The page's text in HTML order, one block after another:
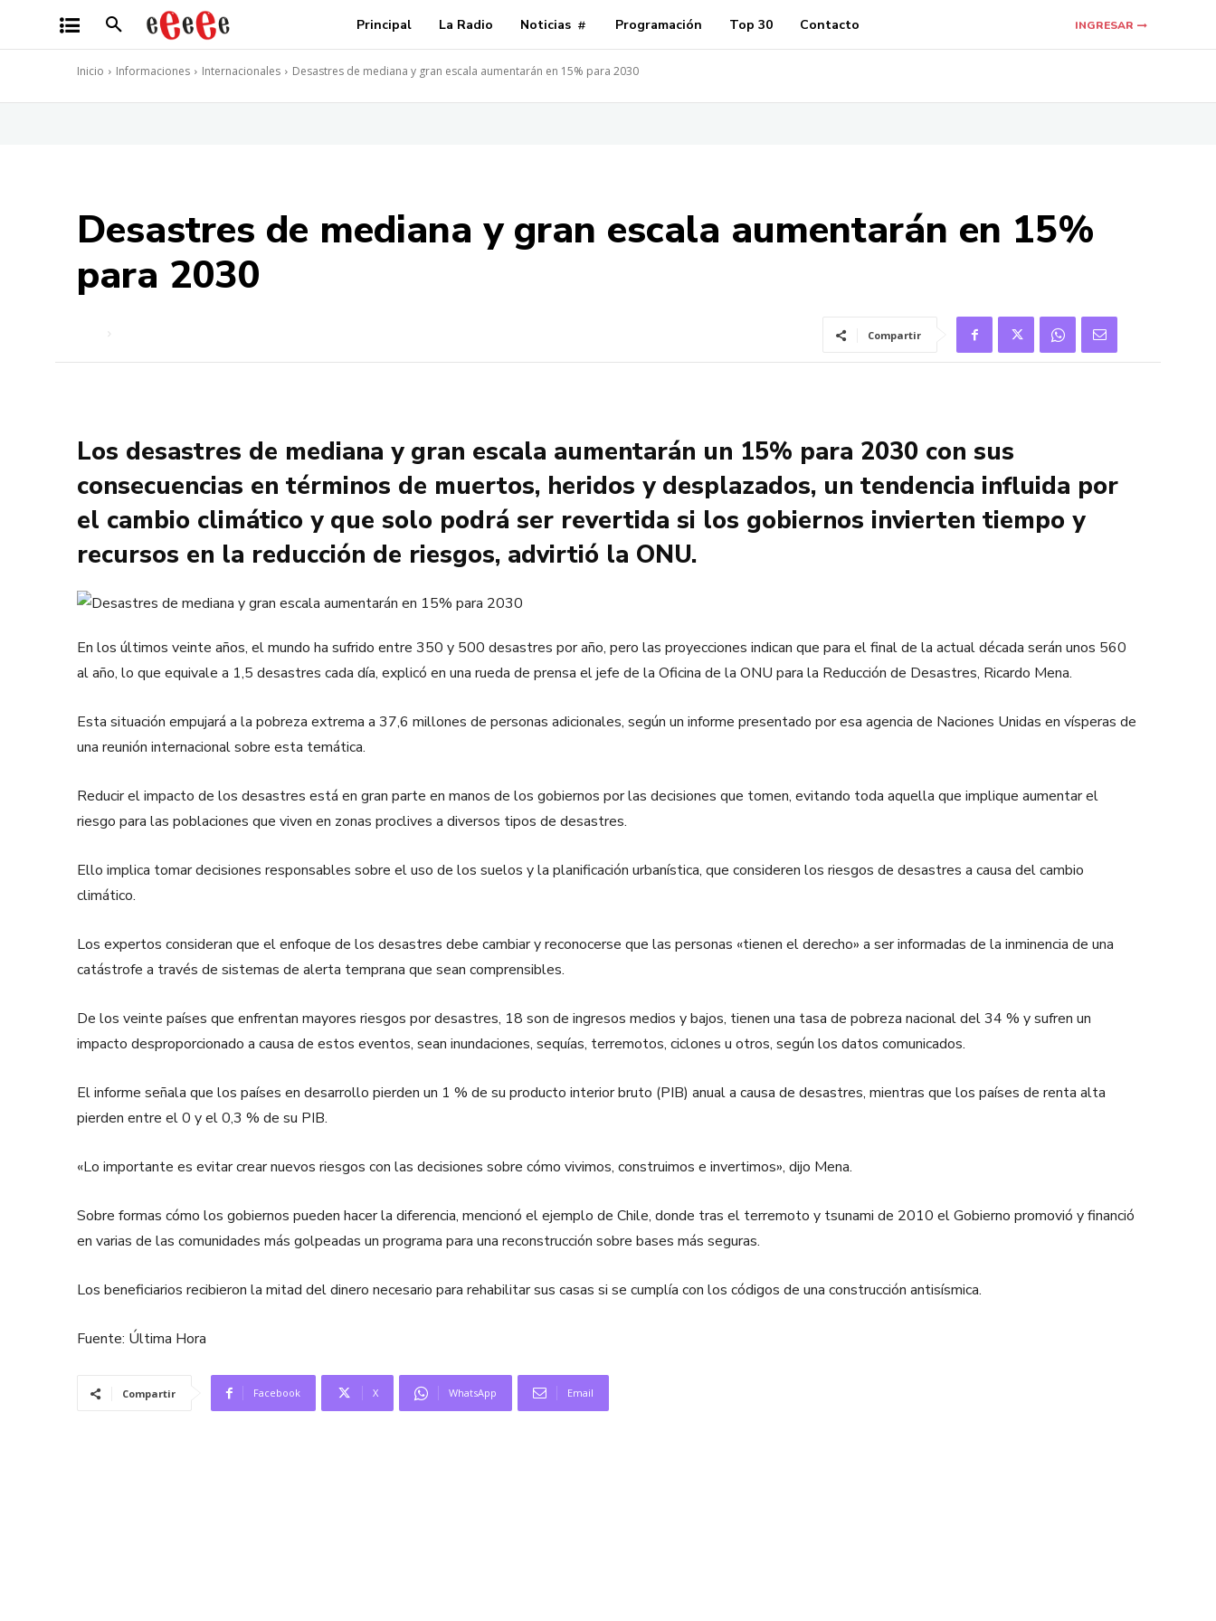
Principal La Radio Noticias Programación Top 30 Contacto INGRESAR
Inicio Informaciones Internacionales Desastres de mediana y gran escala aumentarán en 15% para 2030
Desastres de mediana y gran escala aumentarán en 15%
para 2030
Compartir
Los desastres de mediana y gran escala aumentarán un 15% para 2030 con sus
consecuencias en términos de muertos, heridos y desplazados, un tendencia influida por
el cambio climático y que solo podrá ser revertida si los gobiernos invierten tiempo y
recursos en la reducción de riesgos, advirtió la ONU.
En los últimos veinte años, el mundo ha sufrido entre 350 y 500 desastres por año, pero las proyecciones indican que para el final de la actual década serán unos 560
al año, lo que equivale a 1,5 desastres cada día, explicó en una rueda de prensa el jefe de la Oficina de la ONU para la Reducción de Desastres, Ricardo Mena.
Esta situación empujará a la pobreza extrema a 37,6 millones de personas adicionales, según un informe presentado por esa agencia de Naciones Unidas en vísperas de
una reunión internacional sobre esta temática.
Reducir el impacto de los desastres está en gran parte en manos de los gobiernos por las decisiones que tomen, evitando toda aquella que implique aumentar el
riesgo para las poblaciones que viven en zonas proclives a diversos tipos de desastres.
Ello implica tomar decisiones responsables sobre el uso de los suelos y la planificación urbanística, que consideren los riesgos de desastres a causa del cambio
climático.
Los expertos consideran que el enfoque de los desastres debe cambiar y reconocerse que las personas «tienen el derecho» a ser informadas de la inminencia de una
catástrofe a través de sistemas de alerta temprana que sean comprensibles.
De los veinte países que enfrentan mayores riesgos por desastres, 18 son de ingresos medios y bajos, tienen una tasa de pobreza nacional del 34 % y sufren un
impacto desproporcionado a causa de estos eventos, sean inundaciones, sequías, terremotos, ciclones u otros, según los datos comunicados.
El informe señala que los países en desarrollo pierden un 1 % de su producto interior bruto (PIB) anual a causa de desastres, mientras que los países de renta alta
pierden entre el 0 y el 0,3 % de su PIB.
«Lo importante es evitar crear nuevos riesgos con las decisiones sobre cómo vivimos, construimos e invertimos», dijo Mena.
Sobre formas cómo los gobiernos pueden hacer la diferencia, mencionó el ejemplo de Chile, donde tras el terremoto y tsunami de 2010 el Gobierno promovió y financió
en varias de las comunidades más golpeadas un programa para una reconstrucción sobre bases más seguras.
Los beneficiarios recibieron la mitad del dinero necesario para rehabilitar sus casas si se cumplía con los códigos de una construcción antisísmica.
Fuente: Última Hora
Compartir Facebook X WhatsApp Email